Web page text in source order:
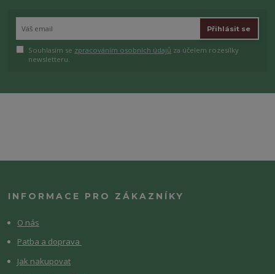
Přihlásit se
Souhlasím se zpracováním osobních údajů za účelem rozesílky
newsletteru.
INFORMACE PRO ZÁKAZNÍKY
O nás
Patba a doprava
Jak nakupovat